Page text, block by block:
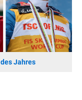
Jahres